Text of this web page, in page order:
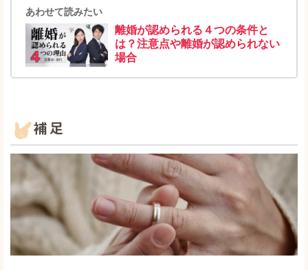
あわせて読みたい
離婚が認められる４つの条件と
は？注意点や離婚が認められない
場合